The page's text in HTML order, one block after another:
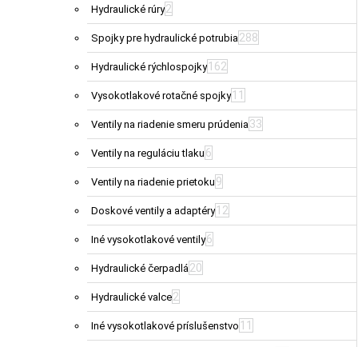
Hydraulické rúry2
Spojky pre hydraulické potrubia288
Hydraulické rýchlospojky 162
Vysokotlakové rotačné spojky 11
Ventily na riadenie smeru prúdenia33
Ventily na reguláciu tlaku 6
Ventily na riadenie prietoku 9
Doskové ventily a adaptéry 12
Iné vysokotlakové ventily6
Hydraulické čerpadlá20
Hydraulické valce2
Iné vysokotlakové príslušenstvo 11